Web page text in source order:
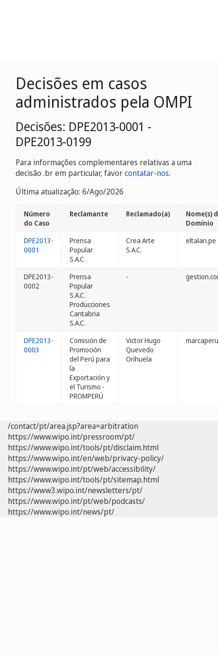
Decisões em casos
administrados pela OMPI
Decisões: DPE2013-0001 -
DPE2013-0199
Para informações complementares relativas a uma
decisão .br em particular, favorcontatar-nos.
Última atualização: 6/Ago/2026
Número
do Caso
Reclamante Reclamado(a)
Nome(s)
Domínio
DPE2013-
0001
Prensa
Popular
S.A.C.
Crea Arte
S.A.C.
eltalan.pe
DPE2013-
0002
Prensa
Popular
S.A.C.
Producciones
Cantabria
S.A.C.
-
DPE2013-
0003
Comisión de
Promoción
del Perú para
la
Exportación y
el Turismo -
PROMPERÚ
Victor Hugo
Quevedo
Orihuela
/contact/pt/area.jsp?area=arbitration
https://www.wipo.int/pressroom/pt/
https://www.wipo.int/tools/pt/disclaim.html
https://www.wipo.int/en/web/privacy-policy/
https://www.wipo.int/pt/web/accessibility/
https://www.wipo.int/tools/pt/sitemap.html
https://www3.wipo.int/newsletters/pt/
https://www.wipo.int/pt/web/podcasts/
https://www.wipo.int/news/pt/